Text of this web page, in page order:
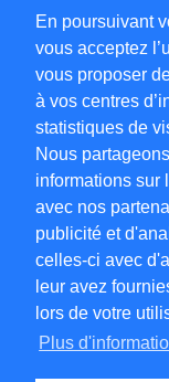
En poursuivant
vous acceptez
vous proposer
à vos centres
statistiques de
Nous
informations sur
avec nos
publicité et
celles-ci avec
leur avez
lors de votre
Plus